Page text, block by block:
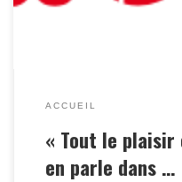
ACCUEIL
« Tout le plaisir
en parle dans …